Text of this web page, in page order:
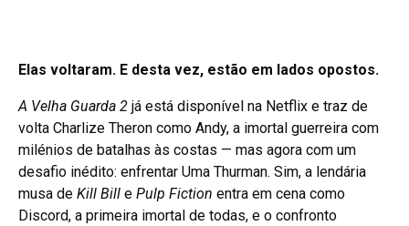
Elas voltaram. E desta vez, estão em lados opostos.
A Velha Guarda 2 já está disponível na Netflix e traz de
volta Charlize Theron como Andy, a imortal guerreira com
milénios de batalhas às costas — mas agora com um
desafio inédito: enfrentar Uma Thurman. Sim, a lendária
musa de Kill Bill e Pulp Fiction entra em cena como
Discord, a primeira imortal de todas, e o confronto